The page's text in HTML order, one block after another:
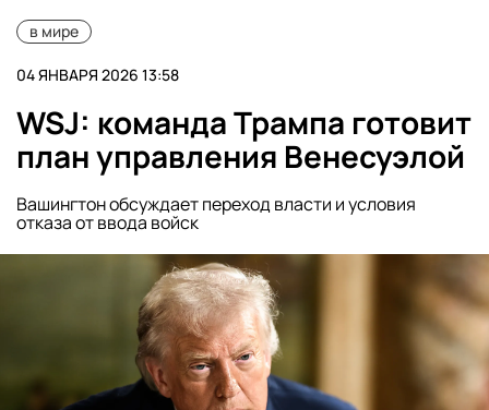
в мире
04 ЯНВАРЯ 2026 13:58
WSJ: команда Трампа готовит
план управления Венесуэлой
Вашингтон обсуждает переход власти и условия
отказа от ввода войск